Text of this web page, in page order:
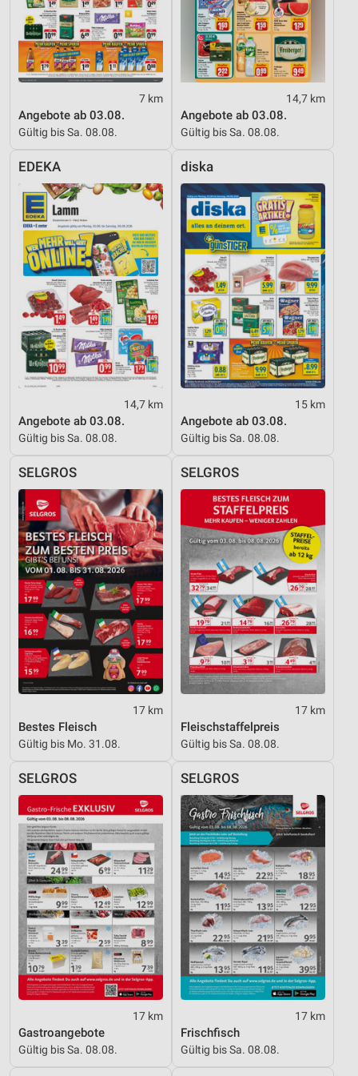
7 km
Angebote ab 03.08.
Gültig bis Sa. 08.08.
14,7 km
Angebote ab 03.08.
Gültig bis Sa. 08.08.
EDEKA
14,7 km
Angebote ab 03.08.
Gültig bis Sa. 08.08.
diska
15 km
Angebote ab 03.08.
Gültig bis Sa. 08.08.
SELGROS
17 km
Bestes Fleisch
Gültig bis Mo. 31.08.
SELGROS
17 km
Fleischstaffelpreis
Gültig bis Sa. 08.08.
SELGROS
17 km
Gastroangebote
Gültig bis Sa. 08.08.
SELGROS
17 km
Frischfisch
Gültig bis Sa. 08.08.
Verwendung genauer Standortdaten
Geräte anhand von aktiv angeforderten
Informationen identifizieren
Nicht-IAB-Verarbeitungszwecke:
Notwendig
Funktional
Werbung